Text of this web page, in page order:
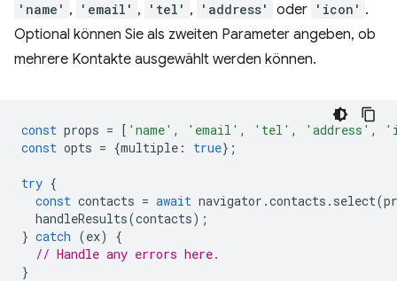
'name' , 'email' , 'tel' , 'address' oder 'icon' .
Optional können Sie als zweiten Parameter angeben, ob
mehrere Kontakte ausgewählt werden können.
const props = [ 'name' , 'email' , 'tel' , 'address' ,
const opts = {multiple : true};
try {
const contacts = await navigator .contacts . select(
handleResults(contacts);
} catch (ex)
{
// Handle any errors here.
}